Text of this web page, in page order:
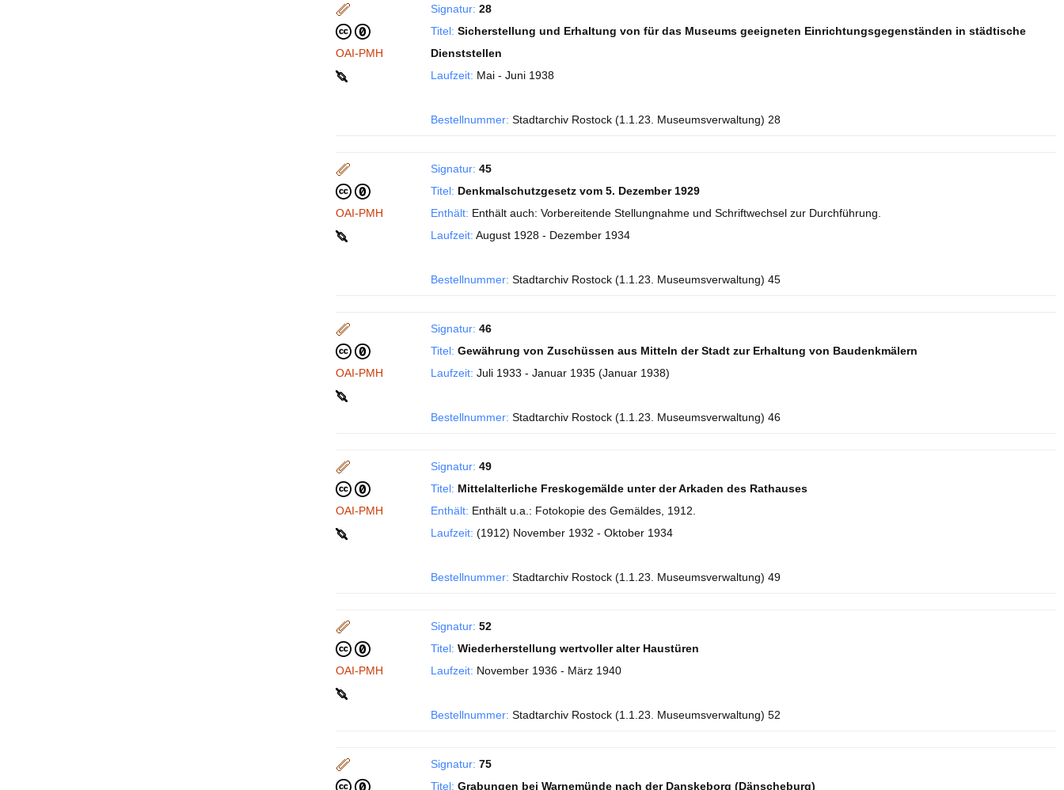
OAI-PMH
Signatur: 28
Titel: Sicherstellung und Erhaltung von für das Museums geeigneten Einrichtungsgegenständen in städtische
Dienststellen
Laufzeit: Mai - Juni 1938
Bestellnummer: Stadtarchiv Rostock (1.1.23. Museumsverwaltung) 28
OAI-PMH
Signatur: 45
Titel: Denkmalschutzgesetz vom 5. Dezember 1929
Enthält: Enthält auch: Vorbereitende Stellungnahme und Schriftwechsel zur Durchführung.
Laufzeit: August 1928 - Dezember 1934
Bestellnummer: Stadtarchiv Rostock (1.1.23. Museumsverwaltung) 45
OAI-PMH
Signatur: 46
Titel: Gewährung von Zuschüssen aus Mitteln der Stadt zur Erhaltung von Baudenkmälern
Laufzeit: Juli 1933 - Januar 1935 (Januar 1938)
Bestellnummer: Stadtarchiv Rostock (1.1.23. Museumsverwaltung) 46
OAI-PMH
Signatur: 49
Titel: Mittelalterliche Freskogemälde unter der Arkaden des Rathauses
Enthält: Enthält u.a.: Fotokopie des Gemäldes, 1912.
Laufzeit: (1912) November 1932 - Oktober 1934
Bestellnummer: Stadtarchiv Rostock (1.1.23. Museumsverwaltung) 49
OAI-PMH
Signatur: 52
Titel: Wiederherstellung wertvoller alter Haustüren
Laufzeit: November 1936 - März 1940
Bestellnummer: Stadtarchiv Rostock (1.1.23. Museumsverwaltung) 52
Signatur: 75
Titel: Grabungen bei Warnemünde nach der Danskeborg (Dänscheburg)